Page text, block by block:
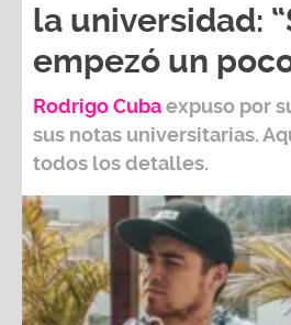
la universidad:
empezó un
Rodrigo Cubaexpuso por
sus notas universitarias.
todos los detalles.